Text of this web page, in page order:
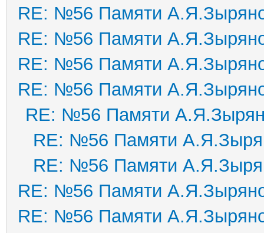
RE: №56 Памяти
RE: №56 Памяти
RE: №56 Памяти
RE: №56 Памяти
RE: №56 Памяти
RE: №56 Памяти
RE: №56 Памяти
RE: №56 Памяти
RE: №56 Памяти